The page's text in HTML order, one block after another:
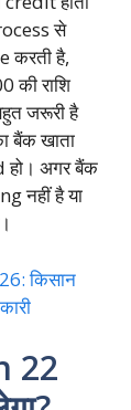
से
करती है,
की राशि
जरूरी है
बैंक खाता
हो। अगर बैंक
नहीं है या
किसान
22